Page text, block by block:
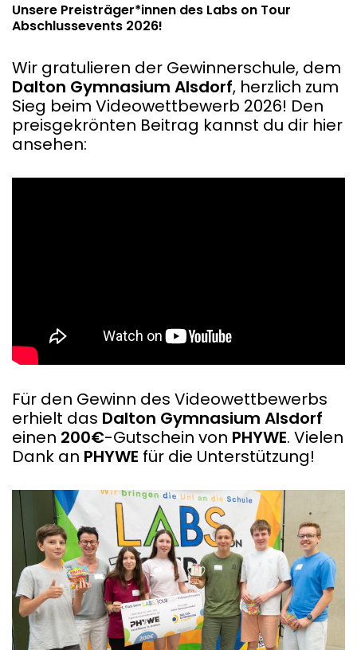
Unsere Preisträger*innen des Labs on Tour
Abschlussevents 2026!
Wir gratulieren der Gewinnerschule, dem
Dalton Gymnasium Alsdorf, herzlich zum
Sieg beim Videowettbewerb 2026! Den
preisgekrönten Beitrag kannst du dir hier
ansehen:
Für den Gewinn des Videowettbewerbs
erhielt das Dalton Gymnasium Alsdorf
einen 200€-Gutschein von PHYWE. Vielen
Dank an PHYWE für die Unterstützung!